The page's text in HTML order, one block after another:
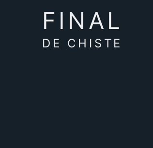
FINAL
DE CHISTE